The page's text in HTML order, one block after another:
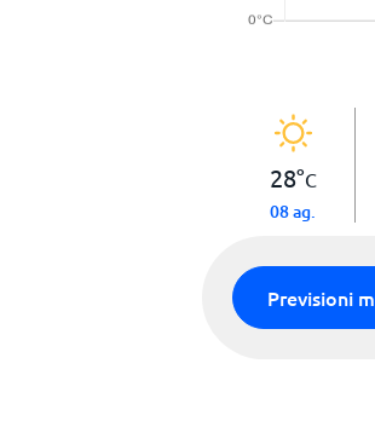
28°C
08 ag.
Previsioni